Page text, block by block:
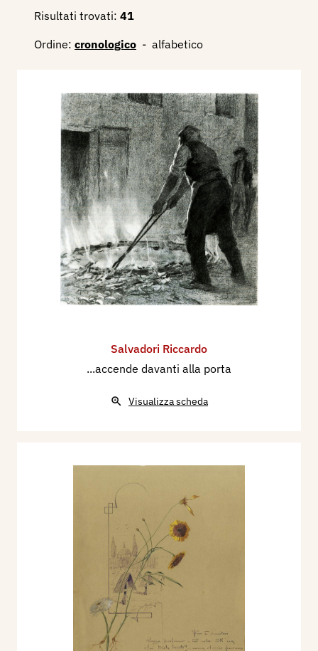
Risultati trovati: 41
Ordine: cronologico - alfabetico
Salvadori Riccardo
...accende davanti alla porta
Visualizza scheda